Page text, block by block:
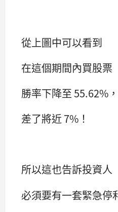
從上圖中可以看到
在這個期間內買股票
勝率下降至 55.62%，
差了將近 7%！
所以這也告訴投資人
必須要有一套緊急停